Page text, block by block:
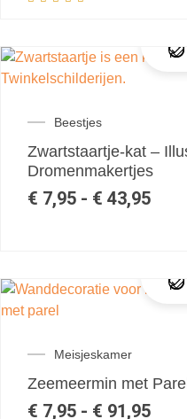
Beestjes
Zwartstaartje-kat –
Dromenmakertjes
€ 7,95 - € 43,95
Meisjeskamer
Zeemeermin met Parel
€ 7,95 - € 91,95